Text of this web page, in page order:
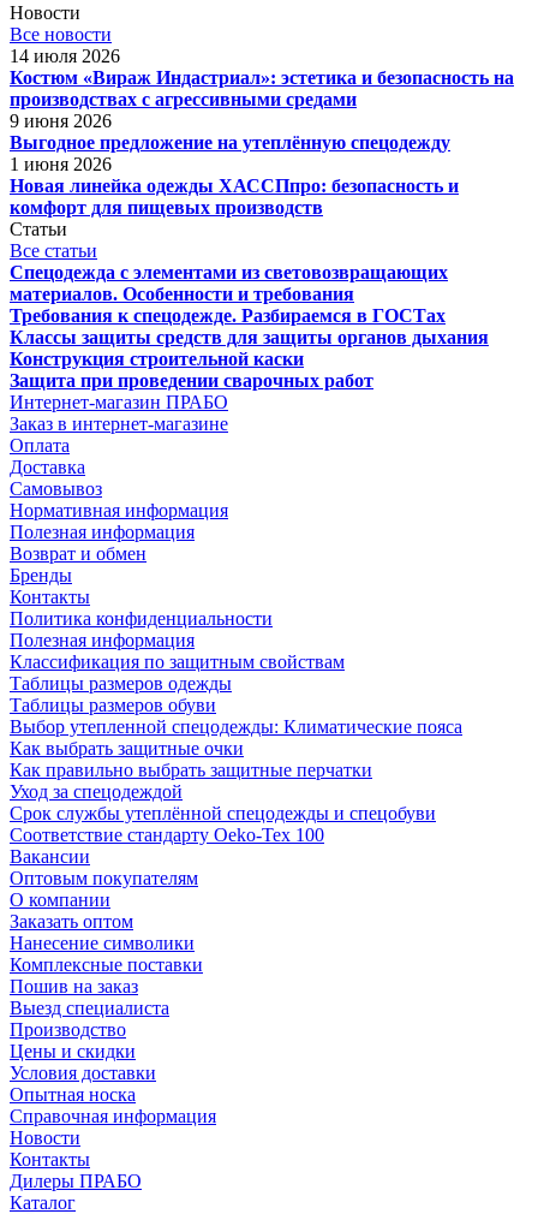
Новости
Все новости
14 июля 2026
Костюм «Вираж Индастриал»: эстетика и безопасность на
производствах с агрессивными средами
9 июня 2026
Выгодное предложение на утеплённую спецодежду
1 июня 2026
Новая линейка одежды ХАССПпро: безопасность и
комфорт для пищевых производств
Статьи
Все статьи
Спецодежда с элементами из световозвращающих
материалов. Особенности и требования
Требования к спецодежде. Разбираемся в ГОСТах
Классы защиты средств для защиты органов дыхания
Конструкция строительной каски
Защита при проведении сварочных работ
Интернет-магазин ПРАБО
Заказ в интернет-магазине
Оплата
Доставка
Самовывоз
Нормативная информация
Полезная информация
Возврат и обмен
Бренды
Контакты
Политика конфиденциальности
Полезная информация
Классификация по защитным свойствам
Таблицы размеров одежды
Таблицы размеров обуви
Выбор утепленной спецодежды: Климатические пояса
Как выбрать защитные очки
Как правильно выбрать защитные перчатки
Уход за спецодеждой
Срок службы утеплённой спецодежды и спецобуви
Соответствие стандарту Oeko-Tex 100
Вакансии
Оптовым покупателям
О компании
Заказать оптом
Нанесение символики
Комплексные поставки
Пошив на заказ
Выезд специалиста
Производство
Цены и скидки
Условия доставки
Опытная носка
Справочная информация
Новости
Контакты
Дилеры ПРАБО
Каталог